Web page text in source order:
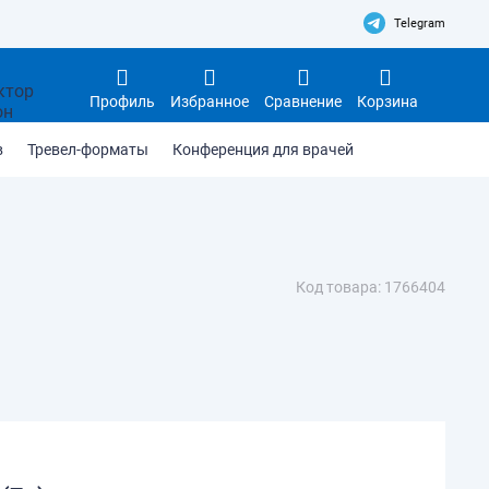
Telegram
Профиль Избранное Сравнение Корзина
Тревел-форматы Конференция для врачей
Код товара: 1766404